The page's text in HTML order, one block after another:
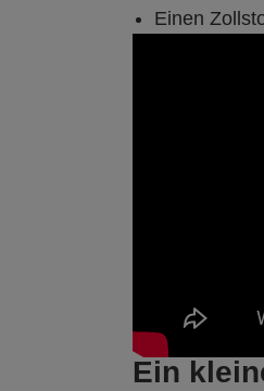
Einen
Ein